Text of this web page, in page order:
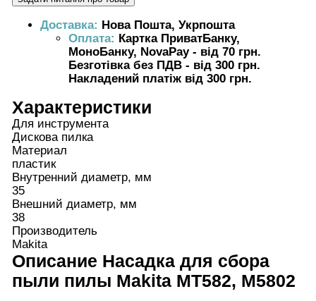
Доставка: Нова Пошта, Укрпошта
Оплата: Картка ПриватБанку,
МоноБанку, NovaPay - від 70 грн.
Безготівка без ПДВ - від 300 грн.
Накладений платіж від 300 грн.
Характеристики
Для инструмента
Дискова пилка
Материал
пластик
Внутренний диаметр, мм
35
Внешний диаметр, мм
38
Производитель
Makita
Описание Насадка для сбора
пыли пилы Makita MT582, M5802